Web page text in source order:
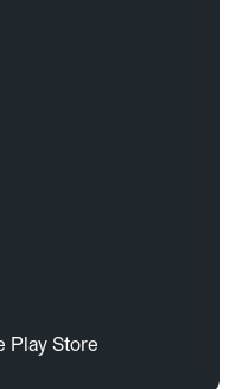
Play Store